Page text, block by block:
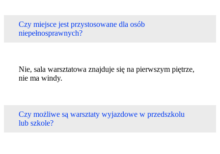
Czy miejsce jest przystosowane dla osób
niepełnosprawnych?
Nie, sala warsztatowa znajduje się na pierwszym piętrze,
nie ma windy.
Czy możliwe są warsztaty wyjazdowe w przedszkolu
lub szkole?